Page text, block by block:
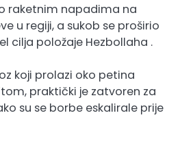
raketnim napadima na
u regiji, a sukob se proširio
cilja položaje Hezbollaha .
koji prolazi oko petina
praktički je zatvoren za
su se borbe eskalirale prije